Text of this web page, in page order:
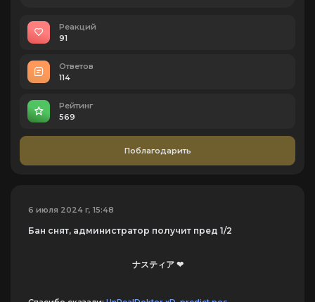
Реакций
91
Ответов
114
Рейтинг
569
Поблагодарить
6 июля 2024 г, 15:48
Бан снят, администратор получит пред 1/2
ナスティア ❤